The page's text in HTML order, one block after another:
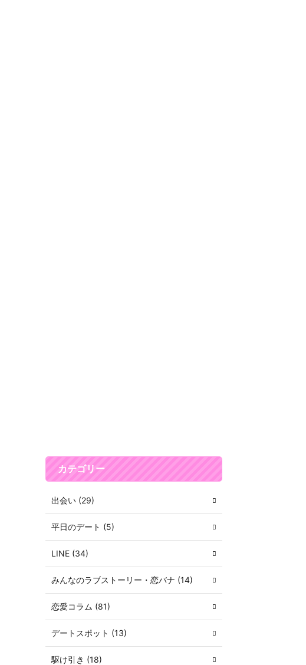
カテゴリー
出会い (29)
平日のデート (5)
LINE (34)
みんなのラブストーリー・恋バナ (14)
恋愛コラム (81)
デートスポット (13)
駆け引き (18)